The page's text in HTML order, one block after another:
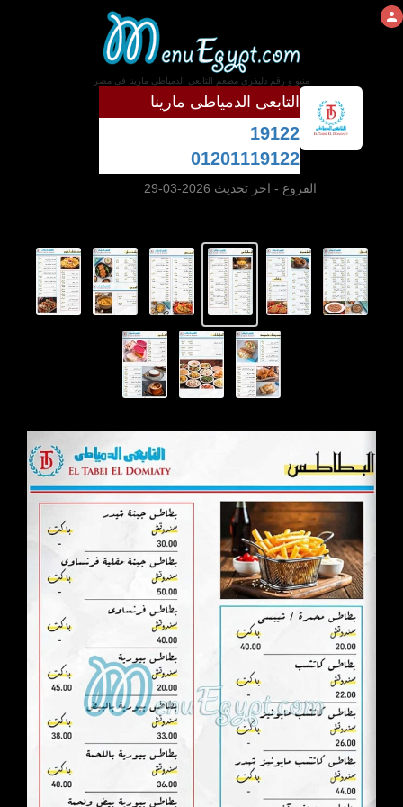
منيو و رقم دليفرى مطعم التابعى الدمياطى مارينا فى مصر
التابعى الدمياطى مارينا
19122
01201119122
الفروع - اخر تحديث 2026-03-29